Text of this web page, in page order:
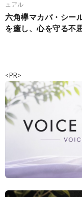
ュアル
六角欅マカバ・シー
を癒し、心を守る不
<PR>